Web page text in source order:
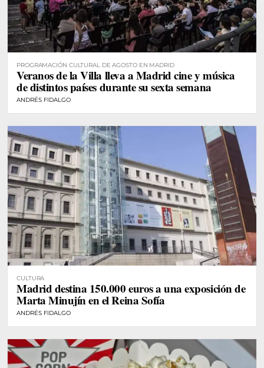
PROGRAMACIÓN CULTURAL DE AGOSTO EN MADRID
Veranos de la Villa lleva a Madrid cine y música
de distintos países durante su sexta semana
ANDRÉS FIDALGO
CULTURA
Madrid destina 150.000 euros a una exposición de
Marta Minujín en el Reina Sofía
ANDRÉS FIDALGO